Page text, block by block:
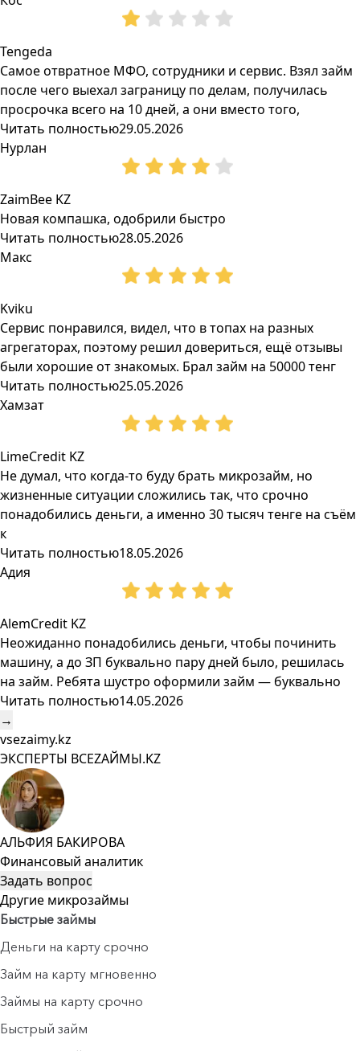
Tengeda
Самое отвратное МФО, сотрудники и сервис. Взял займ
после чего выехал заграницу по делам, получилась
просрочка всего на 10 дней, а они вместо того,
Читать полностью29.05.2026
Нурлан
ZaimBee KZ
Новая компашка, одобрили быстро
Читать полностью28.05.2026
Макс
Kviku
Сервис понравился, видел, что в топах на разных
агрегаторах, поэтому решил довериться, ещё отзывы
были хорошие от знакомых. Брал займ на 50000 тенг
Читать полностью25.05.2026
Хамзат
LimeCredit KZ
Не думал, что когда-то буду брать микрозайм, но
жизненные ситуации сложились так, что срочно
понадобились деньги, а именно 30 тысяч тенге на съём
к
Читать полностью18.05.2026
Адия
AlemCredit KZ
Неожиданно понадобились деньги, чтобы починить
машину, а до ЗП буквально пару дней было, решилась
на займ. Ребята шустро оформили займ — буквально
Читать полностью14.05.2026
→
vsezaimy.kz
ЭКСПЕРТЫ ВСЕZAЙМЫ.KZ
АЛЬФИЯ БАКИРОВА
Финансовый аналитик
Задать вопрос
Другие микрозаймы
Быстрые займы
Деньги на карту срочно
Займ на карту мгновенно
Займы на карту срочно
Быстрый займ